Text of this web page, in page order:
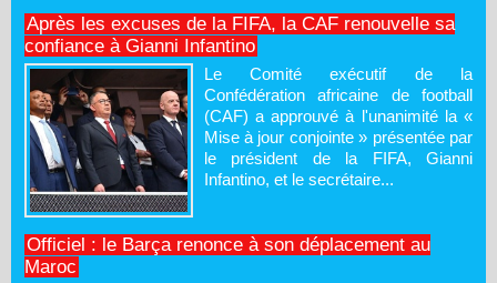
Après les excuses de la FIFA, la CAF renouvelle sa
confiance à Gianni Infantino
Le Comité exécutif de la
Confédération africaine de football
(CAF) a approuvé à l'unanimité la «
Mise à jour conjointe » présentée par
le président de la FIFA, Gianni
Infantino, et le secrétaire...
Officiel : le Barça renonce à son déplacement au
Maroc